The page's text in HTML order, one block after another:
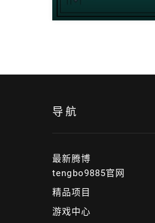
导航
最新腾博
tengbo9885官网
精品项目
游戏中心